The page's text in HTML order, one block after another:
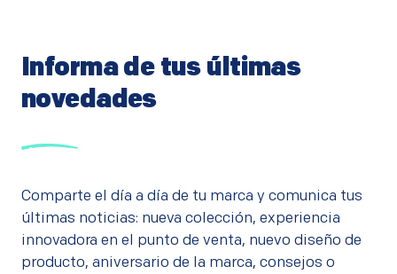
Informa de tus últimas
novedades
Comparte el día a día de tu marca y comunica tus
últimas noticias: nueva colección, experiencia
innovadora en el punto de venta, nuevo diseño de
producto, aniversario de la marca, consejos o